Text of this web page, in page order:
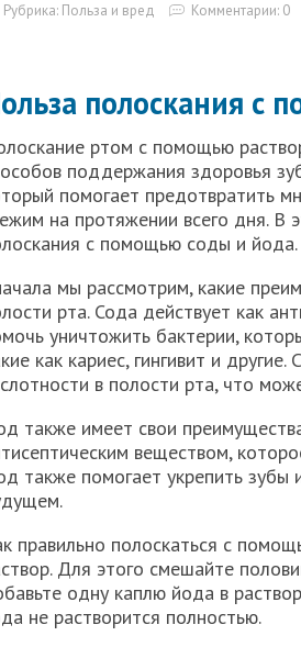
Рубрика: Польза и вред Комментарии: 0
полоскания с
ртом с помощью
поддержания здоровья
помогает предотвратить
на протяжении всего дня. В
с помощью соды и йода.
мы рассмотрим, какие
рта. Сода действует как
уничтожить бактерии,
как кариес, гингивит и
в полости рта, что
также имеет свои
веществом,
также помогает укрепить
правильно полоскаться с
Для этого смешайте
одну каплю йода в
не растворится полностью.